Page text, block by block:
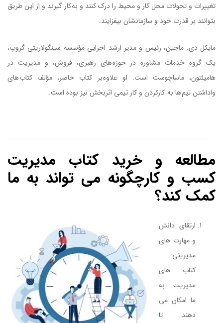
تغییرات و تحولات محل کار و محیط را درک کنند و به کار گیرند و از این طریق
بتوانند بر قدرت خود و سازمانشان بیفزایند.
مایکل دی. ماجین، رئیس و مدیر ارشد اجرایی مؤسسه سینگولاریتی گروپ،
یک گروه خدمات مشاوره در حوزه های رهبری، فروش، و مدیریت در
هامیلتون، ماساچوست است. او علاوه بر کتاب حاضر، مؤلف کتاب های
واداشتن تیم ها به کارکردن و کار تیمی اثربخش نیز بوده است.
مطالعه و خرید کتاب مدیریت
کسب و کارچگونه می تواند به ما
کمک کند؟
ارتقای دانش
و مهارت های
مدیریتی:
کتاب های
مدیریت به
ما امکان می
دهند تا